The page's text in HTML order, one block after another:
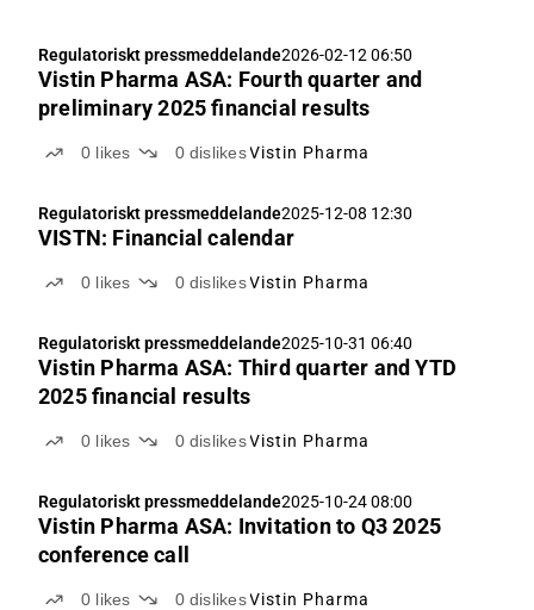
Regulatoriskt pressmeddelande2026-02-12 06:50
Vistin Pharma ASA: Fourth quarter and
preliminary 2025 financial results
0 likes 0 dislikes Vistin Pharma
Regulatoriskt pressmeddelande2025-12-08 12:30
VISTN: Financial calendar
0 likes 0 dislikes Vistin Pharma
Regulatoriskt pressmeddelande2025-10-31 06:40
Vistin Pharma ASA: Third quarter and YTD
2025 financial results
0 likes 0 dislikes Vistin Pharma
Regulatoriskt pressmeddelande2025-10-24 08:00
Vistin Pharma ASA: Invitation to Q3 2025
conference call
0 likes 0 dislikes Vistin Pharma